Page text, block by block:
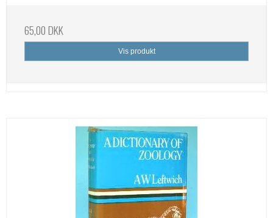
65,00 DKK
Vis produkt